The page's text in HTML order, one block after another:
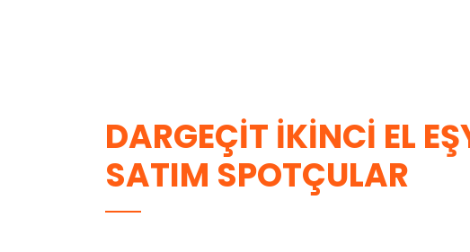
DARGEÇIT İKINCI EL
SATIM SPOTÇULAR